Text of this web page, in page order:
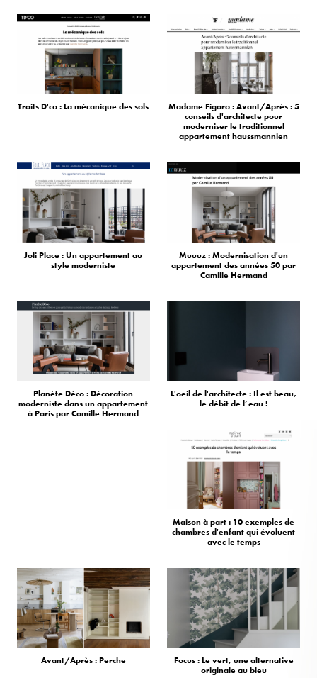
Traits D'co : La mécanique des sols
Madame Figaro : Avant/Après : 5
conseils d'architecte pour
moderniser le traditionnel
appartement haussmannien
Joli Place : Un appartement au
style moderniste
Muuuz : Modernisation d'un
appartement des années 50 par
Camille Hermand
Planète Déco : Décoration
moderniste dans un appartement
à Paris par Camille Hermand
L'oeil de l'architecte : Il est beau,
le débit de l’eau !
Maison à part : 10 exemples de
chambres d'enfant qui évoluent
avec le temps
Avant/Après : Perche
Focus : Le vert, une alternative
originale au bleu